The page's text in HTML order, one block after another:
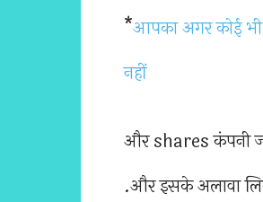
*आपका अगर कोई
नहीं
और shares कंपनी
.और इसके अलावा